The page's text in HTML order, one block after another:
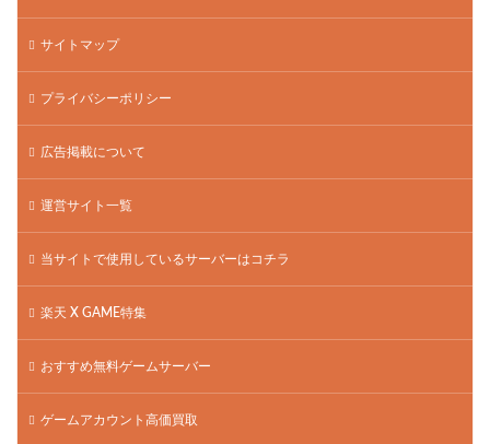
サイトマップ
プライバシーポリシー
広告掲載について
運営サイト一覧
当サイトで使用しているサーバーはコチラ
楽天 X GAME特集
おすすめ無料ゲームサーバー
ゲームアカウント高価買取